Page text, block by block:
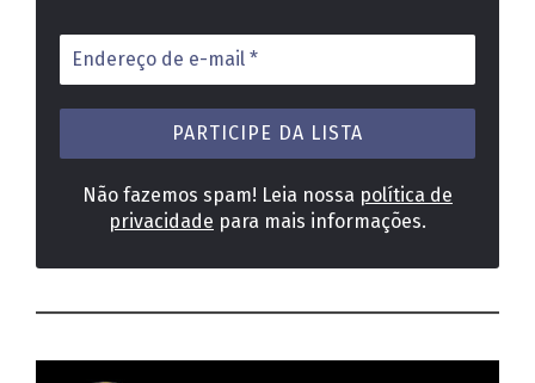
Endereço
de
e-
mail
Não fazemos spam! Leia nossa política de
privacidade para mais informações.